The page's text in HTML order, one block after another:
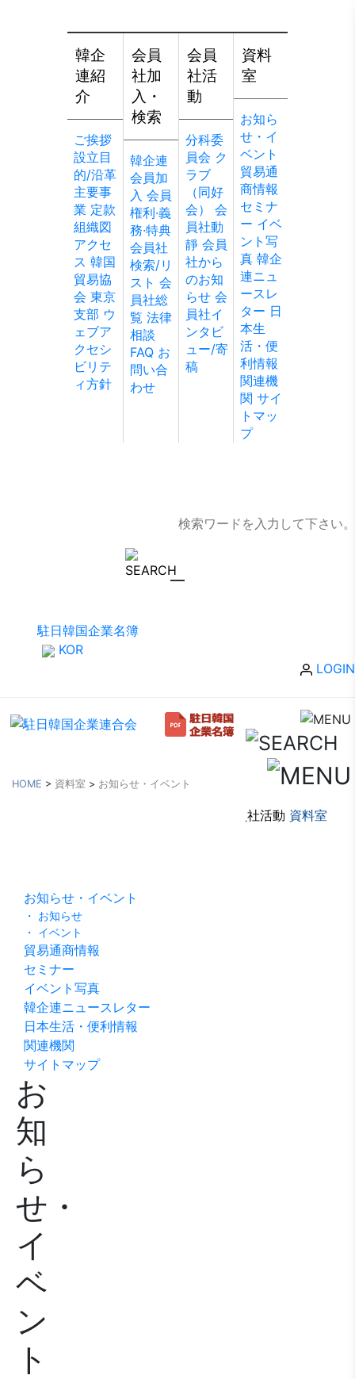
韓企
連紹
介
ご挨拶
設立目
的/沿革
主要事
業 定款
組織図
アクセ
ス 韓国
貿易協
会 東京
支部 ウ
ェブア
クセシ
ビリテ
ィ方針
会員
社加
入・
検索
韓企連
会員加
入 会員
権利·義
務·特典
会員社
検索/リ
スト 会
員社総
覧 法律
相談
FAQ お
問い合
わせ
会員
社活
動
分科委
員会 ク
ラブ
（同好
会）
会
員社動
靜 会員
社から
のお知
らせ 会
員社イ
ンタビ
ュー/寄
稿
資料
室
お知ら
せ・イ
ベント
貿易通
商情報
セミナ
ー イベ
ント写
真 韓企
連ニュ
ースレ
ター 日
本生
活・便
利情報
関連機
関 サイ
トマッ
プ
駐日韓国企業名簿
KOR
LOGIN
会員社活動 資料室
HOME > 資料室 > お知らせ・イベント
お知らせ・イベント
・ お知らせ
・ イベント
貿易通商情報
セミナー
イベント写真
韓企連ニュースレター
日本生活・便利情報
関連機関
サイトマップ
お
知
ら
せ・
イ
ベ
ン
ト